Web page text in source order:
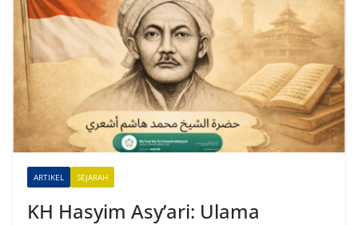
t
v
ARTIKEL SEJARAH
KH Hasyim Asy’ari: Ulama